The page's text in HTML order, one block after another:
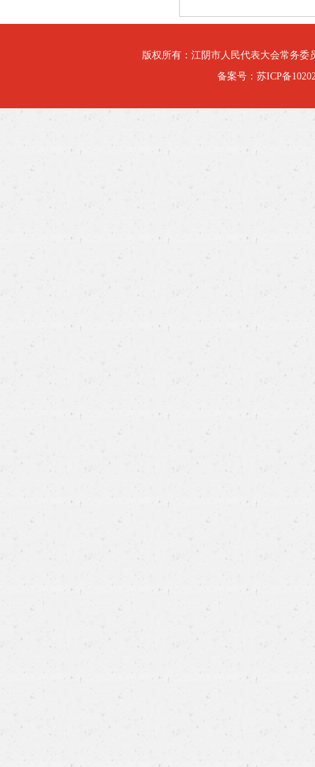
版权所有：江阴市人民代表大会常务
备案号： 苏ICP备